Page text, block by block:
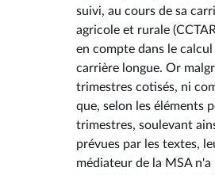
suivi, au cours de sa
agricole et rurale
en compte dans le
carrière longue. Or
trimestres cotisés, ni
que, selon les éléments
trimestres, soulevant
prévues par les textes,
médiateur de la MSA